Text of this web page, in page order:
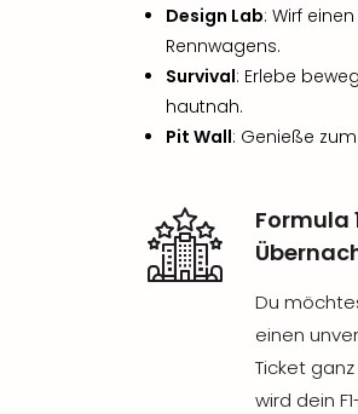
Design Lab: Wirf
Rennwagens.
Survival: Erlebe
hautnah.
Pit Wall: Genieße
Formula
Du
einen
Ticket
wird dein